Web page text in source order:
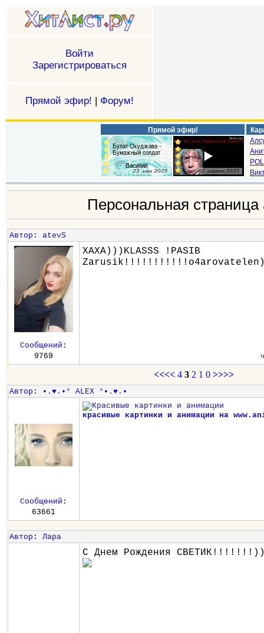
Войти
Зарегистрироваться
Прямой эфир! | Форум!
Прямой эфир!
Персональная страница
Автор : atevS
XAXA)))KLASSS !PASIB
Сообщений :
9769
<<<< 4 3 2 1 0 >>>>
Автор : •.♥.•° ALEX °•.♥.•
красивые картинки и анимации на
Сообщений :
63661
Автор : Лара
С Днем Рождения